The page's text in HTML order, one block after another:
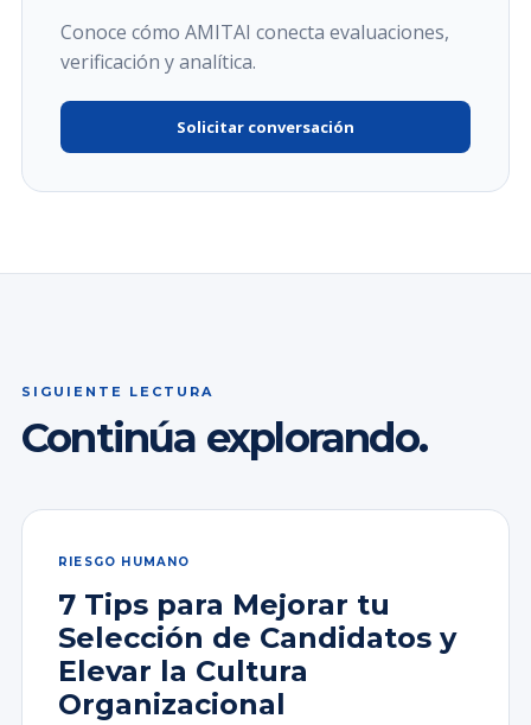
Conoce cómo AMITAI conecta evaluaciones,
verificación y analítica.
Solicitar conversación
SIGUIENTE LECTURA
Continúa explorando.
RIESGO HUMANO
7 Tips para Mejorar tu
Selección de Candidatos y
Elevar la Cultura
Organizacional